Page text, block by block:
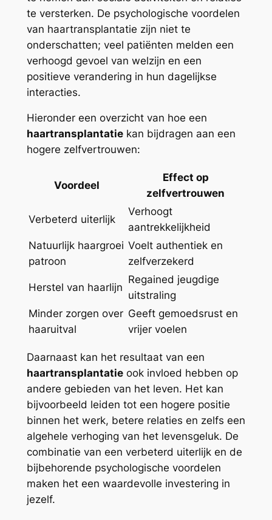
te versterken. De psychologische voordelen
van haartransplantatie zijn niet te
onderschatten; veel patiënten melden een
verhoogd gevoel van welzijn en een
positieve verandering in hun dagelijkse
interacties.
Hieronder een overzicht van hoe een
haartransplantatiekan bijdragen aan een
hogere zelfvertrouwen:
Voordeel
Effect op
zelfvertrouwen
Verbeterd uiterlijk
Verhoogt
aantrekkelijkheid
Natuurlijk haargroei
patroon
Voelt authentiek en
zelfverzekerd
Herstel van haarlijn
Regained jeugdige
uitstraling
Minder zorgen over
haaruitval
Geeft gemoedsrust en
vrijer voelen
Daarnaast kan het resultaat van een
haartransplantatieook invloed hebben op
andere gebieden van het leven. Het kan
bijvoorbeeld leiden tot een hogere positie
binnen het werk, betere relaties en zelfs een
algehele verhoging van het levensgeluk. De
combinatie van een verbeterd uiterlijk en de
bijbehorende psychologische voordelen
maken het een waardevolle investering in
jezelf.